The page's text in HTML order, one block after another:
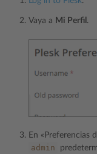
Vaya a Mi Perfil .
En «Preferencias
admin